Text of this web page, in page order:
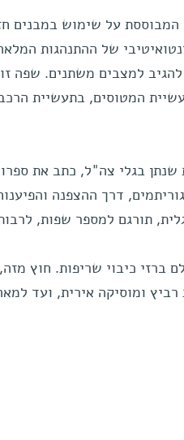
על שימוש במבנים
של ההתנהגות
למצבים משתנים. שפה
המטוסים, בתעשיית
הרצאות שנתן בגלי צה"ל, כתב
דרך ההצפנה
תורגם למספר שפות,
ברזי כיבוי שריפות. חוץ
ומוסיקה אירית, ועד